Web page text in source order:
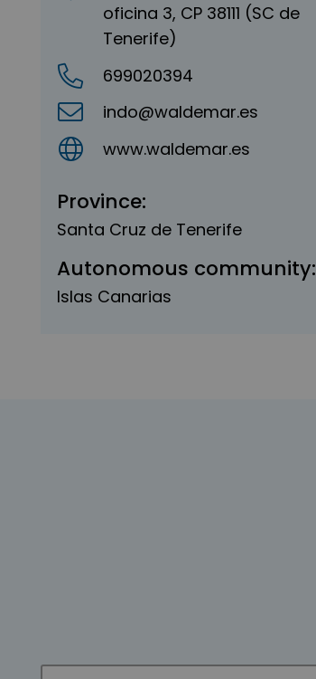
oficina 3, CP 38111 (SC de
Tenerife)
699020394
indo@waldemar.es
www.waldemar.es
Province:
Santa Cruz de Tenerife
Autonomous community:
Islas Canarias